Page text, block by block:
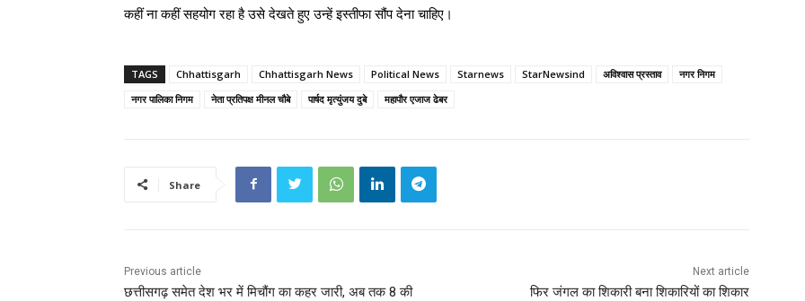
कहीं ना कहीं सहयोग रहा है उसे देखते हुए उन्हें इस्तीफा सौंप देना चाहिए।
TAGS Chhattisgarh Chhattisgarh News Political News Starnews StarNewsind अविश्वास प्रस्ताव
नगर निगम
नगर पालिका निगम
नेता प्रतिपक्ष मीनल चौबे पार्षद मृत्युंजय दुबे महापौर एजाज ढेबर
Share
Previous article
छत्तीसगढ़ समेत देश भर में मिचौंग का कहर जारी, अब तक 8 की
Next article
फिर जंगल का शिकारी बना शिकारियों का शिकार